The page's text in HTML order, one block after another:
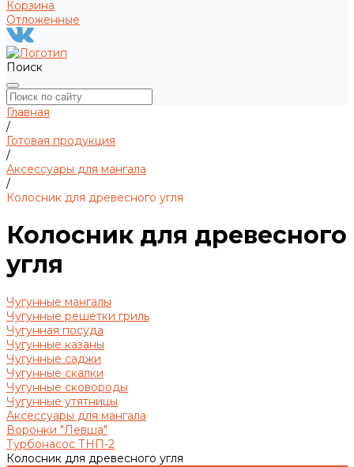
Корзина
Отложенные
Поиск
Главная
/
Готовая продукция
/
Аксессуары для мангала
/
Колосник для древесного угля
Колосник для древесного
угля
Чугунные мангалы
Чугунные решетки гриль
Чугунная посуда
Чугунные казаны
Чугунные саджи
Чугунные скалки
Чугунные сковороды
Чугунные утятницы
Аксессуары для мангала
Воронки "Левша"
Турбонасос ТНП-2
Колосник для древесного угля